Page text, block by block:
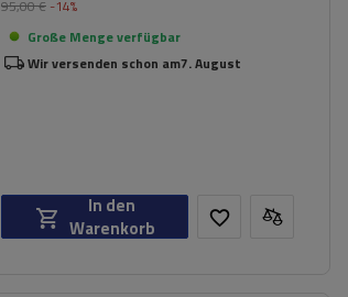
95,00 € -14%
Große Menge verfügbar
Wir versenden schon am7. August
In den
Warenkorb